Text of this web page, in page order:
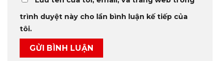
trình duyệt này cho lần bình luận kế tiếp của
tôi.